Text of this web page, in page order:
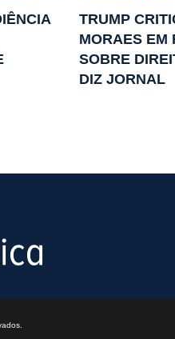
TRUMP
MORAES EM
SOBRE
DIZ JORNAL